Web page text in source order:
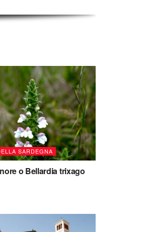
SARDEGNA
o Bellardia trixago